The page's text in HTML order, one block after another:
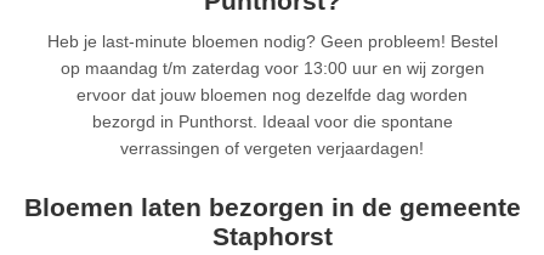
Heb je last-minute bloemen nodig? Geen probleem! Bestel
op maandag t/m zaterdag voor 13:00 uur en wij zorgen
ervoor dat jouw bloemen nog dezelfde dag worden
bezorgd in Punthorst. Ideaal voor die spontane
verrassingen of vergeten verjaardagen!
Bloemen laten bezorgen in de gemeente
Staphorst